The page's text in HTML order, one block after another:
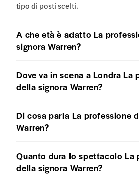
tipo di posti scelti.
A che età è adatto La
signora Warren?
Dove va in scena a Londra La
della signora Warren?
Di cosa parla La professione
Warren?
Quanto dura lo spettacolo La
della signora Warren?